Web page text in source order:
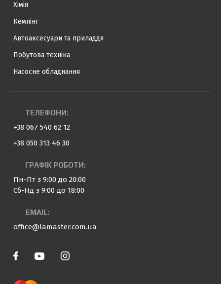
Хімія
Кемпінг
Автоаксесуари та приладдя
Побутова техніка
Насосне обладнання
ТЕЛЕФОНИ:
+38 067 540 62 12
+38 050 313 46 30
ГРАФІК РОБОТИ:
Пн-Пт з 9:00 до 20:00
Сб-Нд з 9:00 до 18:00
EMAIL:
office@lamaster.com.ua